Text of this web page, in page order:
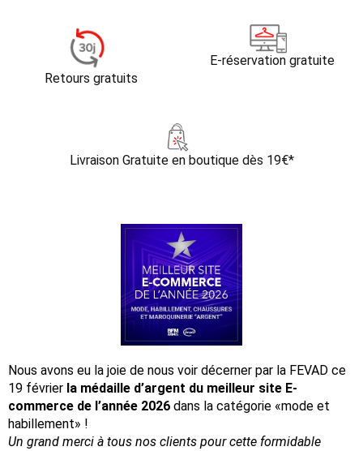
Retours gratuits
E-réservation gratuite
Livraison Gratuite en boutique dès 19€*
Nous avons eu la joie de nous voir décerner par la FEVAD ce
19 février la médaille d’argent du meilleur site E-
commerce de l’année 2026 dans la catégorie «mode et
habillement» !
Un grand merci à tous nos clients pour cette formidable